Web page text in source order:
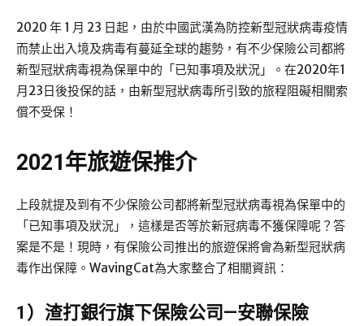
2020 年 1 月 23 日起，由於中國武漢為防控新型冠狀病毒疫情
而禁止出入境及病毒有蔓延全球的趨勢，有不少保險公司都將
新型冠狀病毒視為保單中的「已知事項及狀況」。在2020年1
月23日後投保的話，由新型冠狀病毒所引致的旅程阻礙相關索
償不受保！
2021年旅遊保推介
上段就提及到有不少保險公司都將新型冠狀病毒視為保單中的
「已知事項及狀況」，這樣是否等於新冠病毒不獲保障呢？答
案是不是！現時，有保險公司推出的旅遊保將會為新型冠狀病
毒作出保障。WavingCat為大家整合了相關資訊：
1）渣打銀行旗下保險公司—安聯保險